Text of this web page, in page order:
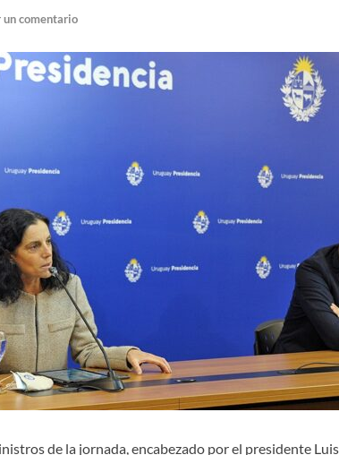
un comentario
de la jornada, encabezado por el presidente